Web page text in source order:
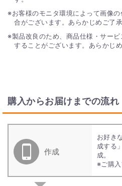
お客様のモニタ環境によって画像
合がございます。あらかじめご了承
製品改良のため、商品仕様・サー
することがございます。あらかじ
購入からお届けまでの流れ
作成
お好き
成する
成。
※ご購入